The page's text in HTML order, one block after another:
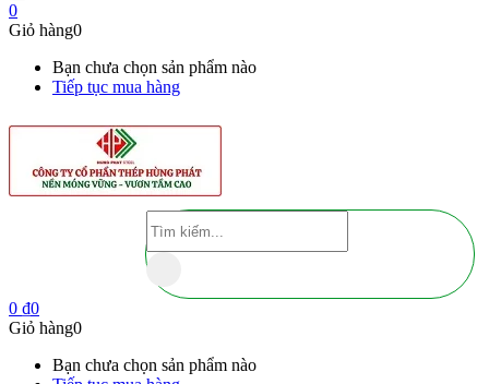
0
Giỏ hàng0
Bạn chưa chọn sản phẩm nào
Tiếp tục mua hàng
0 ₫0
Giỏ hàng0
Bạn chưa chọn sản phẩm nào